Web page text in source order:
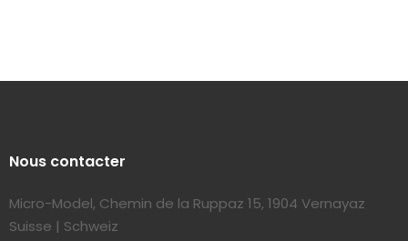
Nous contacter
Micro-Model, Chemin de la Ruppaz 15, 1904 Vernayaz
Suisse | Schweiz